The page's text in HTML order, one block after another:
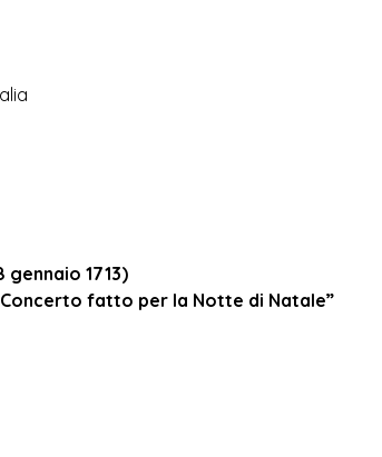
gennaio 1713)
fatto per la Notte di Natale”